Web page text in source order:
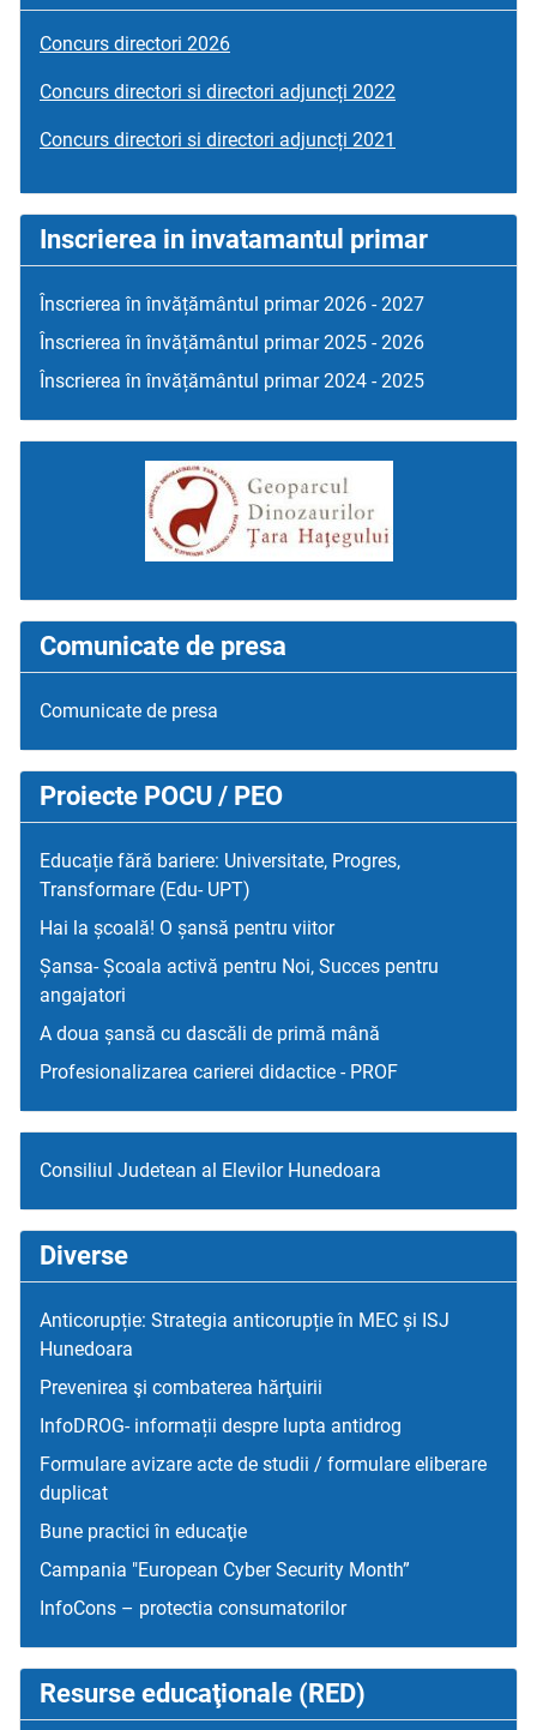
Concurs directori 2026
Concurs directori si directori adjuncți 2022
Concurs directori si directori adjuncți 2021
Inscrierea in invatamantul primar
Înscrierea în învățământul primar 2026 - 2027
Înscrierea în învățământul primar 2025 - 2026
Înscrierea în învățământul primar 2024 - 2025
Comunicate de presa
Comunicate de presa
Proiecte POCU / PEO
Educație fără bariere: Universitate, Progres,
Transformare (Edu- UPT)
Hai la școală! O șansă pentru viitor
Șansa- Școala activă pentru Noi, Succes pentru
angajatori
A doua șansă cu dascăli de primă mână
Profesionalizarea carierei didactice - PROF
Consiliul Judetean al Elevilor Hunedoara
Diverse
Anticorupție: Strategia anticorupție în MEC și ISJ
Hunedoara
Prevenirea şi combaterea hărţuirii
InfoDROG- informații despre lupta antidrog
Formulare avizare acte de studii / formulare eliberare
duplicat
Bune practici în educaţie
Campania "European Cyber Security Month”
InfoCons – protectia consumatorilor
Resurse educaţionale (RED)